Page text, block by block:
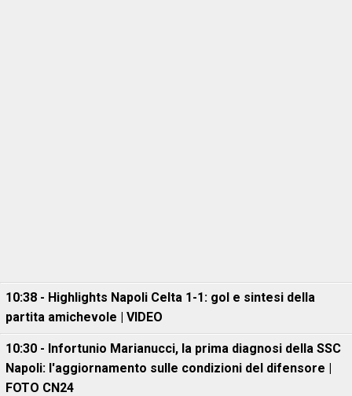
10:38 - Highlights Napoli Celta 1-1: gol e sintesi della
partita amichevole | VIDEO
10:30 - Infortunio Marianucci, la prima diagnosi della SSC
Napoli: l'aggiornamento sulle condizioni del difensore |
FOTO CN24